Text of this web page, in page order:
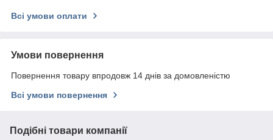
Всі умови оплати
Умови повернення
Повернення товару впродовж 14 днів за домовленістю
Всі умови повернення
Подібні товари компанії